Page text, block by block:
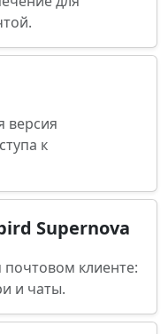
версия
к
Supernova
клиенте:
и чаты.